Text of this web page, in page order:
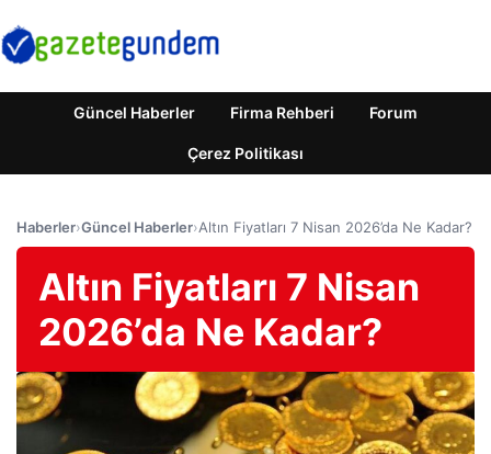
Güncel Haberler Firma Rehberi Forum
Çerez Politikası
Haberler›Güncel Haberler›Altın Fiyatları 7 Nisan 2026’da Ne Kadar?
Altın Fiyatları 7 Nisan
2026’da Ne Kadar?